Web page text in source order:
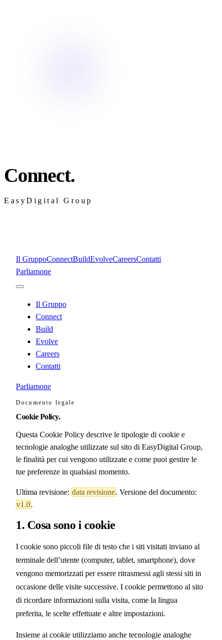
Connect.
EasyDigital Group
Il GruppoConnectBuildEvolveCareersContatti
Parliamone
Il Gruppo
Connect
Build
Evolve
Careers
Contatti
Parliamone
Documento legale
Cookie Policy.
Questa Cookie Policy descrive le tipologie di cookie e
tecnologie analoghe utilizzate sul sito di EasyDigital Group,
le finalità per cui vengono utilizzate e come puoi gestire le
tue preferenze in qualsiasi momento.
Ultima revisione: data revisione. Versione del documento:
v1.0.
1. Cosa sono i cookie
I cookie sono piccoli file di testo che i siti visitati inviano al
terminale dell’utente (computer, tablet, smartphone), dove
vengono memorizzati per essere ritrasmessi agli stessi siti in
occasione delle visite successive. I cookie permettono al sito
di ricordare informazioni sulla visita, come la lingua
preferita, le scelte effettuate e altre impostazioni.
Insieme ai cookie utilizziamo anche tecnologie analoghe